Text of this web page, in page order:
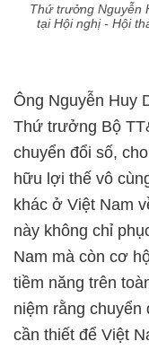
Thứ trưởng Nguyễn
tại Hội nghị - Hội
Ông Nguyễn Huy
Thứ trưởng Bộ
chuyển đổi số,
hữu lợi thế vô
khác ở Việt Nam
này không chỉ
Nam mà còn cơ
tiềm năng trên
niệm rằng chuyển
cần thiết để Việt